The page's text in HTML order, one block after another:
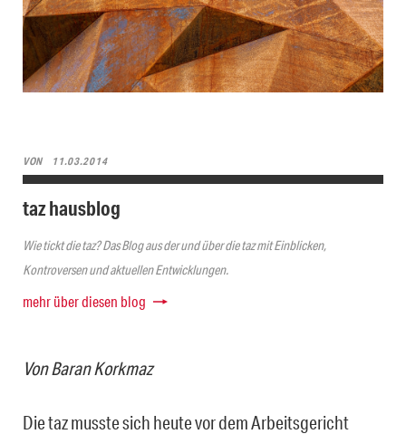
VON 11.03.2014
taz hausblog
Wie tickt die taz? Das Blog aus der und über die taz mit Einblicken,
Kontroversen und aktuellen Entwicklungen.
mehr über diesen blog
Von Baran Korkmaz
Die taz musste sich heute vor dem Arbeitsgericht